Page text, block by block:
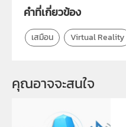
คำที่เกี่ยวข้อง
เสมือน Virtual Reality
คุณอาจจะสนใจ